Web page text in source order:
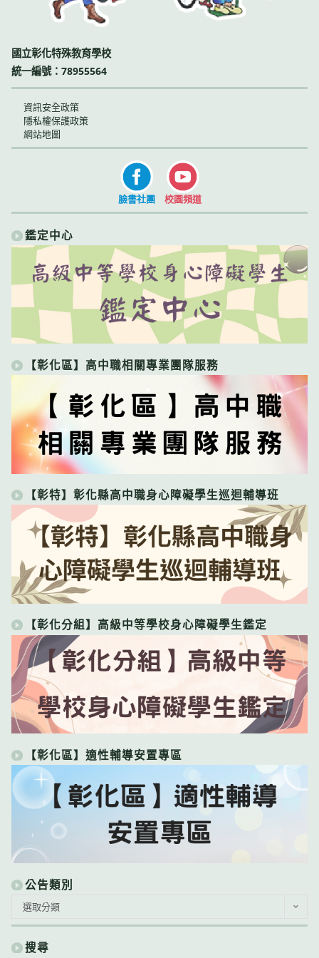
國立彰化特殊教育學校
統一編號：78955564
資訊安全政策
隱私權保護政策
網站地圖
臉書社團 校園頻道
鑑定中心
【彰化區】高中職相關專業團隊服務
【彰特】彰化縣高中職身心障礙學生巡迴輔導班
【彰化分組】高級中等學校身心障礙學生鑑定
【彰化區】適性輔導安置專區
公告類別
類
別
選取分類
搜尋